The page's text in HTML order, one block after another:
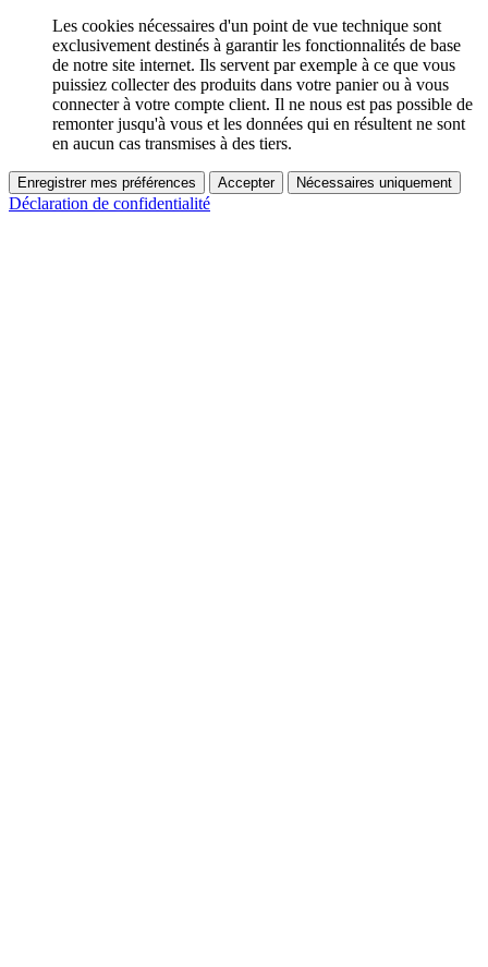
Les cookies nécessaires d'un point de vue technique sont
exclusivement destinés à garantir les fonctionnalités de base
de notre site internet. Ils servent par exemple à ce que vous
puissiez collecter des produits dans votre panier ou à vous
connecter à votre compte client. Il ne nous est pas possible de
remonter jusqu'à vous et les données qui en résultent ne sont
en aucun cas transmises à des tiers.
Enregistrer mes préférences Accepter Nécessaires uniquement
Déclaration de confidentialité